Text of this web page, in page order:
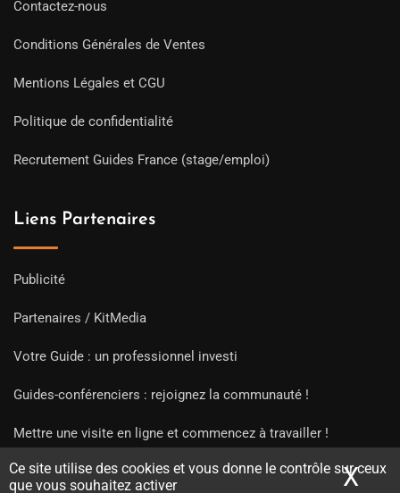
Ce site utilise des cookies et vous donne le contrôle sur ceux
que vous souhaitez activer
X
Contactez-nous
Conditions Générales de Ventes
Mentions Légales et CGU
Politique de confidentialité
Recrutement Guides France (stage/emploi)
Liens Partenaires
Publicité
Partenaires / KitMedia
Votre Guide : un professionnel investi
Guides-conférenciers : rejoignez la communauté !
Mettre une visite en ligne et commencez à travailler !